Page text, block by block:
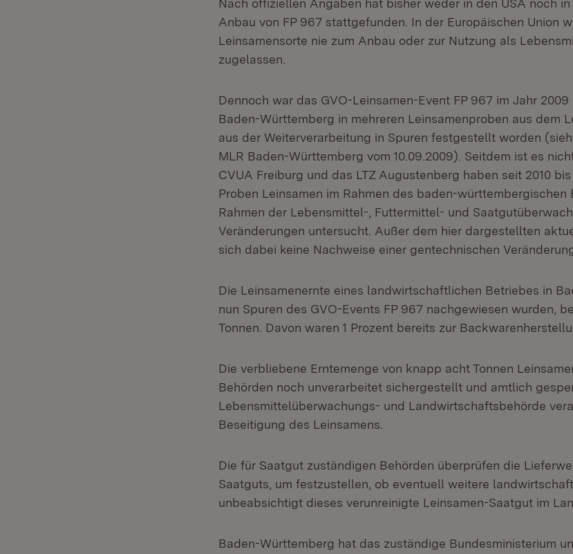
Nach offiziellen Angaben hat bisher weder in den USA noch
Anbau von FP 967 stattgefunden. In der Europäischen Union
Leinsamensorte nie zum Anbau oder zur Nutzung als
zugelassen.
Dennoch war das GVO-Leinsamen-Event FP 967 im Jahr
Baden-Württemberg in mehreren Leinsamenproben aus dem
aus der Weiterverarbeitung in Spuren festgestellt worden
MLR Baden-Württemberg vom 10.09.2009). Seitdem ist es
CVUA Freiburg und das LTZ Augustenberg haben seit 2010
Proben Leinsamen im Rahmen des baden-württembergischen
Rahmen der Lebensmittel-, Futtermittel- und
Veränderungen untersucht. Außer dem hier dargestellten
sich dabei keine Nachweise einer gentechnischen
Die Leinsamenernte eines landwirtschaftlichen Betriebes in
nun Spuren des GVO-Events FP 967 nachgewiesen wurden,
Tonnen. Davon waren 1 Prozent bereits zur
Die verbliebene Erntemenge von knapp acht Tonnen
Behörden noch unverarbeitet sichergestellt und amtlich
Lebensmittelüberwachungs- und Landwirtschaftsbehörde
Beseitigung des Leinsamens.
Die für Saatgut zuständigen Behörden überprüfen die
Saatguts, um festzustellen, ob eventuell weitere
unbeabsichtigt dieses verunreinigte Leinsamen-Saatgut im
Baden-Württemberg hat das zuständige Bundesministerium